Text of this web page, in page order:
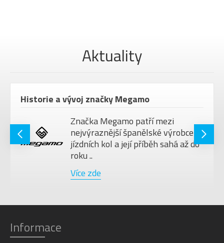
Aktuality
Historie a vývoj značky Megamo
Značka Megamo patří mezi
nejvýraznější španělské výrobce
jízdních kol a její příběh sahá až do
roku ..
Více zde
Informace